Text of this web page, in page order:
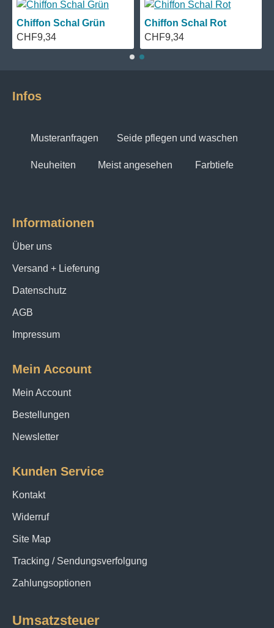
Chiffon Schal Grün
CHF9,34
Chiffon Schal Rot
CHF9,34
Infos
Musteranfragen Seide pflegen und waschen
Neuheiten Meist angesehen Farbtiefe
Informationen
Über uns
Versand + Lieferung
Datenschutz
AGB
Impressum
Mein Account
Mein Account
Bestellungen
Newsletter
Kunden Service
Kontakt
Widerruf
Site Map
Tracking / Sendungsverfolgung
Zahlungsoptionen
Umsatzsteuer